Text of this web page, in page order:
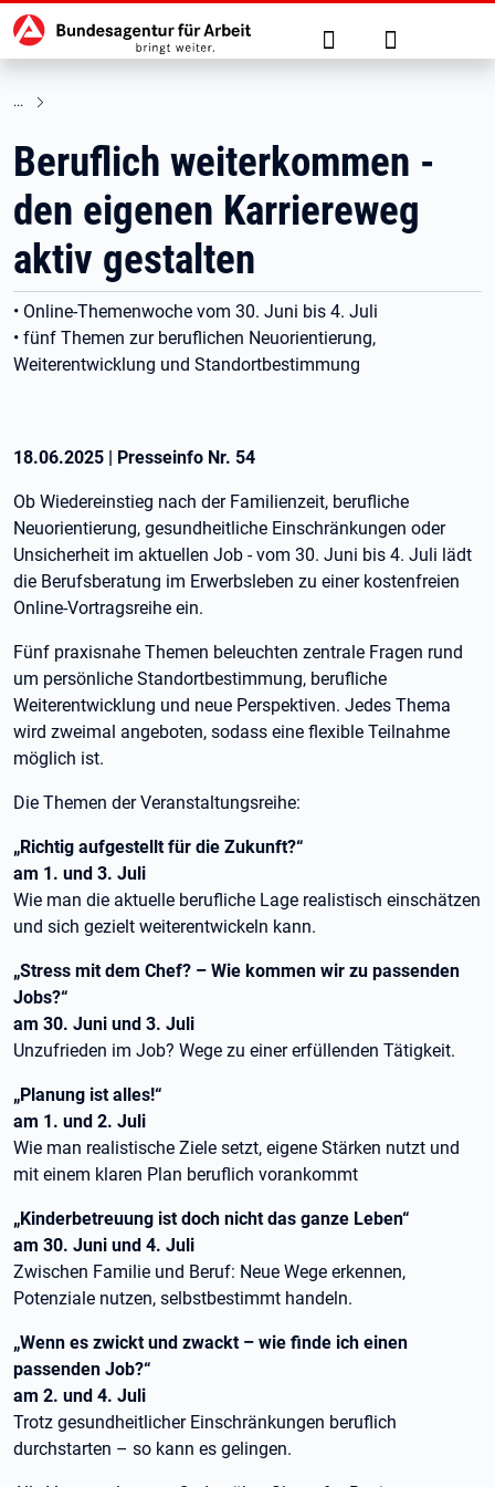
zu den Hauptinhalten springen
Hauptnavigation Suche Anmelden
Beruflich weiterkommen -
den eigenen Karriereweg
aktiv gestalten
• Online-Themenwoche vom 30. Juni bis 4. Juli
• fünf Themen zur beruflichen Neuorientierung,
Weiterentwicklung und Standortbestimmung
18.06.2025 | Presseinfo Nr. 54
Ob Wiedereinstieg nach der Familienzeit, berufliche
Neuorientierung, gesundheitliche Einschränkungen oder
Unsicherheit im aktuellen Job - vom 30. Juni bis 4. Juli lädt
die Berufsberatung im Erwerbsleben zu einer kostenfreien
Online-Vortragsreihe ein.
Fünf praxisnahe Themen beleuchten zentrale Fragen rund
um persönliche Standortbestimmung, berufliche
Weiterentwicklung und neue Perspektiven. Jedes Thema
wird zweimal angeboten, sodass eine flexible Teilnahme
möglich ist.
Die Themen der Veranstaltungsreihe:
„Richtig aufgestellt für die Zukunft?“
am 1. und 3. Juli
Wie man die aktuelle berufliche Lage realistisch einschätzen
und sich gezielt weiterentwickeln kann.
„Stress mit dem Chef? – Wie kommen wir zu passenden
Jobs?“
am 30. Juni und 3. Juli
Unzufrieden im Job? Wege zu einer erfüllenden Tätigkeit.
„Planung ist alles!“
am 1. und 2. Juli
Wie man realistische Ziele setzt, eigene Stärken nutzt und
mit einem klaren Plan beruflich vorankommt
„Kinderbetreuung ist doch nicht das ganze Leben“
am 30. Juni und 4. Juli
Zwischen Familie und Beruf: Neue Wege erkennen,
Potenziale nutzen, selbstbestimmt handeln.
„Wenn es zwickt und zwackt – wie finde ich einen
passenden Job?“
am 2. und 4. Juli
Trotz gesundheitlicher Einschränkungen beruflich
durchstarten – so kann es gelingen.